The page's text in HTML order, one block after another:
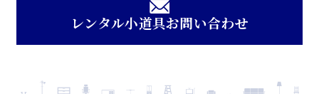
レンタル小道具お問い合わせ